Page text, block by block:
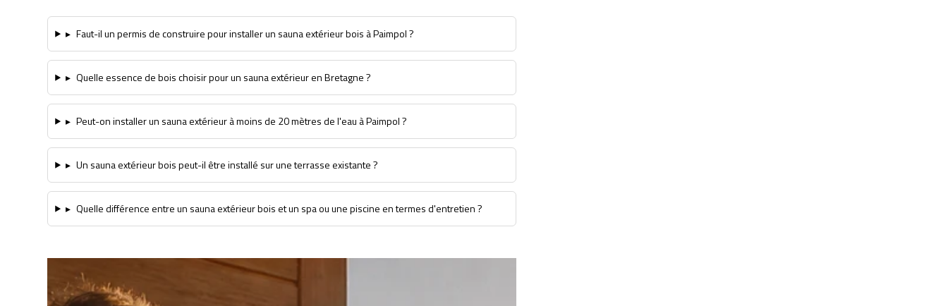
▸ Faut-il un permis de construire pour installer un sauna extérieur bois à Paimpol ?
▸ Quelle essence de bois choisir pour un sauna extérieur en Bretagne ?
▸ Peut-on installer un sauna extérieur à moins de 20 mètres de l'eau à Paimpol ?
▸ Un sauna extérieur bois peut-il être installé sur une terrasse existante ?
▸ Quelle différence entre un sauna extérieur bois et un spa ou une piscine en termes d'entretien ?